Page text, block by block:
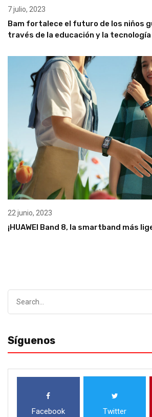
7 julio, 2023
Bam fortalece el futuro de los niños
través de la educación y la tecnología
22 junio, 2023
¡HUAWEI Band 8, la smartband más
Síguenos
Facebook Twitter